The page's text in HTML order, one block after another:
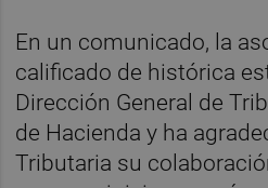
En un comunicado, la
calificado de histórica
Dirección General de
de Hacienda y ha
Tributaria su